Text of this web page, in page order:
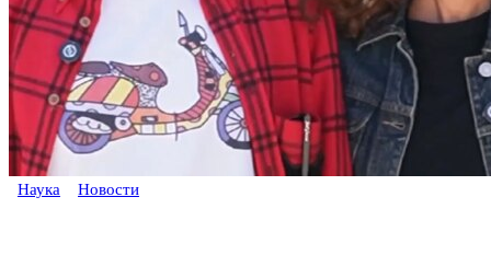
Наука Новости